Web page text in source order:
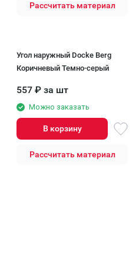
Рассчитать материал
Угол наружный Docke Berg
Коричневый Темно-серый
557 ₽ за шт
Можно заказать
В корзину
Рассчитать материал